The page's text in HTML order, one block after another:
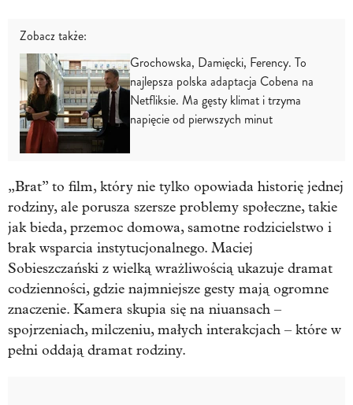
Zobacz także:
Grochowska, Damięcki, Ferency. To
najlepsza polska adaptacja Cobena na
Netfliksie. Ma gęsty klimat i trzyma
napięcie od pierwszych minut
„Brat” to film, który nie tylko opowiada historię jednej
rodziny, ale porusza szersze problemy społeczne, takie
jak bieda, przemoc domowa, samotne rodzicielstwo i
brak wsparcia instytucjonalnego. Maciej
Sobieszczański z wielką wrażliwością ukazuje dramat
codzienności, gdzie najmniejsze gesty mają ogromne
znaczenie. Kamera skupia się na niuansach –
spojrzeniach, milczeniu, małych interakcjach – które w
pełni oddają dramat rodziny.